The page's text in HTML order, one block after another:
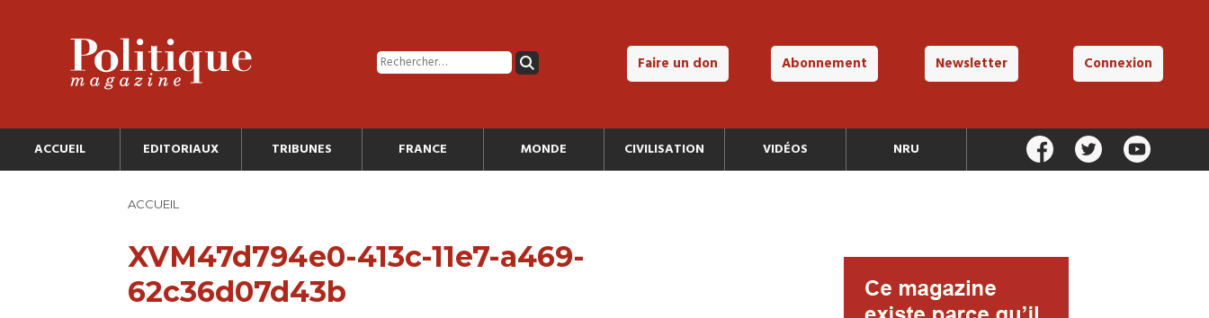
Faire un don Abonnement Newsletter Connexion
ACCUEIL EDITORIAUX TRIBUNES FRANCE MONDE CIVILISATION VIDÉOS NRU
ACCUEIL
XVM47d794e0-413c-11e7-a469-
62c36d07d43b